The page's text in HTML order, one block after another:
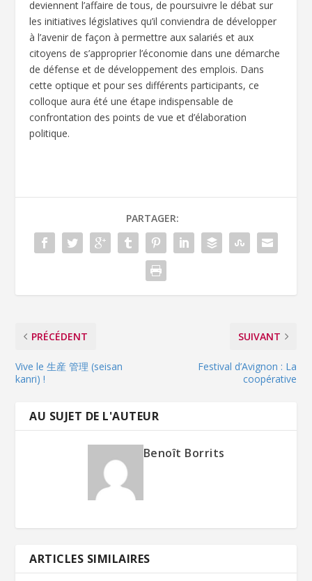
deviennent l’affaire de tous, de poursuivre le débat sur
les initiatives législatives qu’il conviendra de développer
à l’avenir de façon à permettre aux salariés et aux
citoyens de s’approprier l’économie dans une démarche
de défense et de développement des emplois. Dans
cette optique et pour ses différents participants, ce
colloque aura été une étape indispensable de
confrontation des points de vue et d’élaboration
politique.
PARTAGER:
PRÉCÉDENT
Vive le 生産 管理 (seisan
kanri) !
SUIVANT
Festival d’Avignon : La
coopérative
AU SUJET DE L'AUTEUR
Benoît Borrits
ARTICLES SIMILAIRES